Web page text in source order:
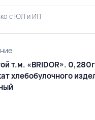
с ЮЛ и ИП
т.м. «BRIDOR».
хлебобулочного